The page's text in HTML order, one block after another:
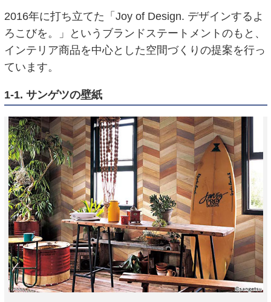
2016年に打ち立てた「Joy of Design. デザインするよ
ろこびを。」というブランドステートメントのもと、
インテリア商品を中心とした空間づくりの提案を行っ
ています。
1-1. サンゲツの壁紙